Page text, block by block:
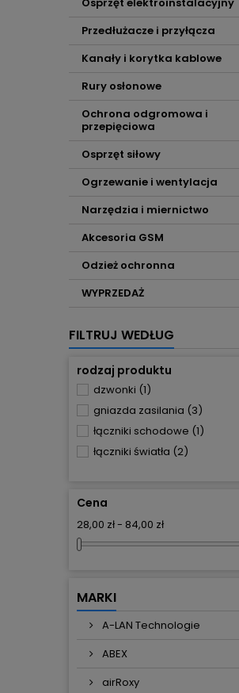
Przedłużacze i przyłącza
Kanały i korytka kablowe
Rury osłonowe
Ochrona odgromowa i
przepięciowa
Osprzęt siłowy
Ogrzewanie i wentylacja
Narzędzia i miernictwo
Akcesoria GSM
Odzież ochronna
WYPRZEDAŻ
FILTRUJ WEDŁUG
rodzaj produktu
dzwonki (1)
gniazda zasilania (3)
łączniki schodowe (1)
łączniki światła (2)
Cena
28,00 zł - 84,00 zł
MARKI
A-LAN Technologie
ABEX
airRoxy